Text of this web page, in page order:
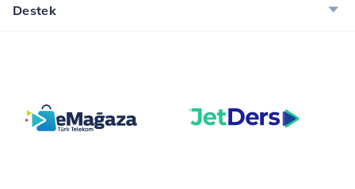
Destek